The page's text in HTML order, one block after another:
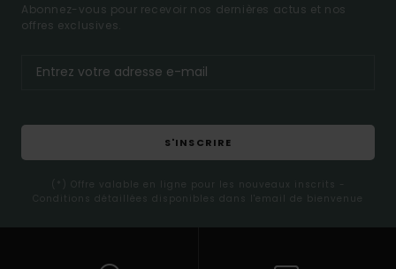
Abonnez-vous pour recevoir nos dernières actus et nos
offres exclusives.
S'INSCRIRE
(*) Offre valable en ligne pour les nouveaux inscrits -
Conditions détaillées disponibles dans l'email de bienvenue